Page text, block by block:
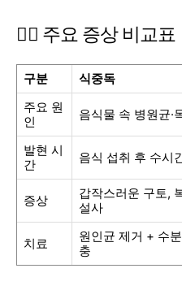
👩‍⚕️ 주요 증상 비교표
구분 식중독
주요 원
인
음식물 속 병원균·
발현 시
간
음식 섭취 후 수시
증상
갑작스러운 구토,
설사
치료
원인균 제거 + 수
충